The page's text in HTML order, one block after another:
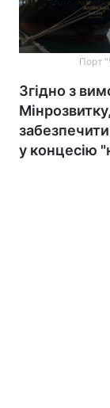
Порт
Згідно з
у концесію